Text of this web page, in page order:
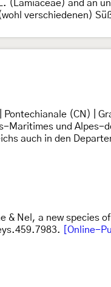
(Lamiaceae) and an
verschiedenen)
(CN) |
Maritimes und
auch in den
& Nel, a new species
[Online-